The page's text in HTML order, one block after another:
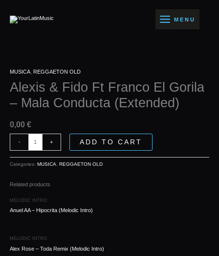
contenido
MENU
MUSICA REGGAETON OLD
Alexis & Fido Ft Franco El Gorila
– Mala Conducta (Extended)
0,00 €
-
&
Fido
Ft
Franco
Gorila
Mala
Conducta
+ ADD TO CART
Categories: MUSICA, REGGAETON OLD
Related products
MELODIC INTRO
Anuel AA – Hipocrita (Melodic Intro)
MELODIC INTRO
Alex Rose – Toda Remix (Melodic Intro)
El
(Extended)
quantity